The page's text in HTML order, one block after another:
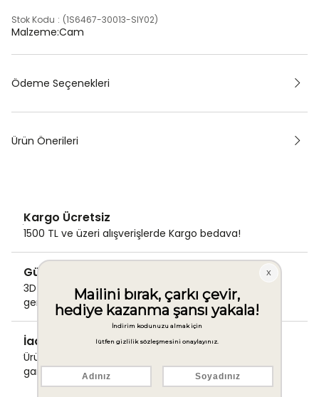
Stok Kodu (1S6467-30013-SIY02)
Malzeme:Cam
Ödeme Seçenekleri
Ürün Önerileri
Kargo Ücretsiz
1500 TL ve üzeri alışverişlerde Kargo bedava!
Güvenli Ödeme
3D Secure ile güvenli ödemenizi
gerçekleştirin.
İade & Değişim Garantisi
Ürünlerinizde sorunsuz iade ve değişim
garantisi.